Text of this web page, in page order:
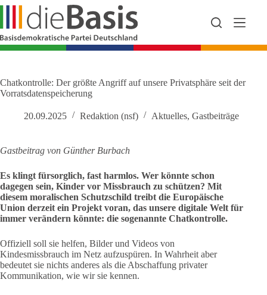
Zum
springen
Chatkontrolle: Der größte Angriff auf unsere Privatsphäre seit der
Vorratsdatenspeicherung
20.09.2025 Redaktion (nsf) Aktuelles, Gastbeiträge
Gastbeitrag von Günther Burbach
Es klingt fürsorglich, fast harmlos. Wer könnte schon
dagegen sein, Kinder vor Missbrauch zu schützen? Mit
diesem moralischen Schutzschild treibt die Europäische
Union derzeit ein Projekt voran, das unsere digitale Welt für
immer verändern könnte: die sogenannte Chatkontrolle.
Offiziell soll sie helfen, Bilder und Videos von
Kindesmissbrauch im Netz aufzuspüren. In Wahrheit aber
bedeutet sie nichts anderes als die Abschaffung privater
Kommunikation, wie wir sie kennen.